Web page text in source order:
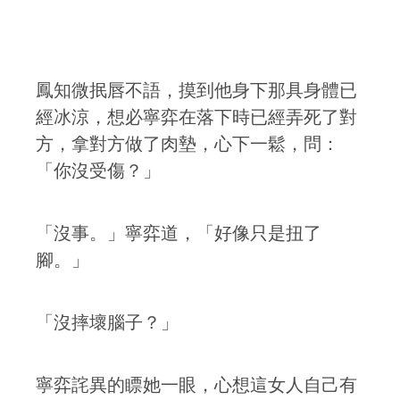
鳳知微抿唇不語，摸到他身下那具身體已
經冰涼，想必寧弈在落下時已經弄死了對
方，拿對方做了肉墊，心下一鬆，問：
「你沒受傷？」
「沒事。」寧弈道，「好像只是扭了
腳。」
「沒摔壞腦子？」
寧弈詫異的瞟她一眼，心想這女人自己有